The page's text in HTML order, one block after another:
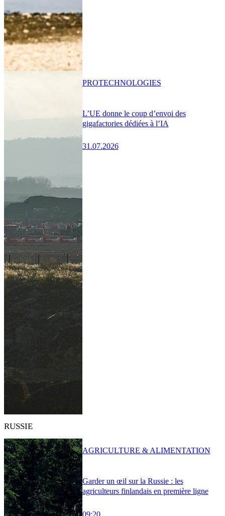
L’UE donne le coup d’envoi des
gigafactories dédiées à l’IA
31.07.2026
PROTECHNOLOGIES
RUSSIE
Garder un œil sur la Russie : les
agriculteurs finlandais en première ligne
09:20
AGRICULTURE & ALIMENTATION